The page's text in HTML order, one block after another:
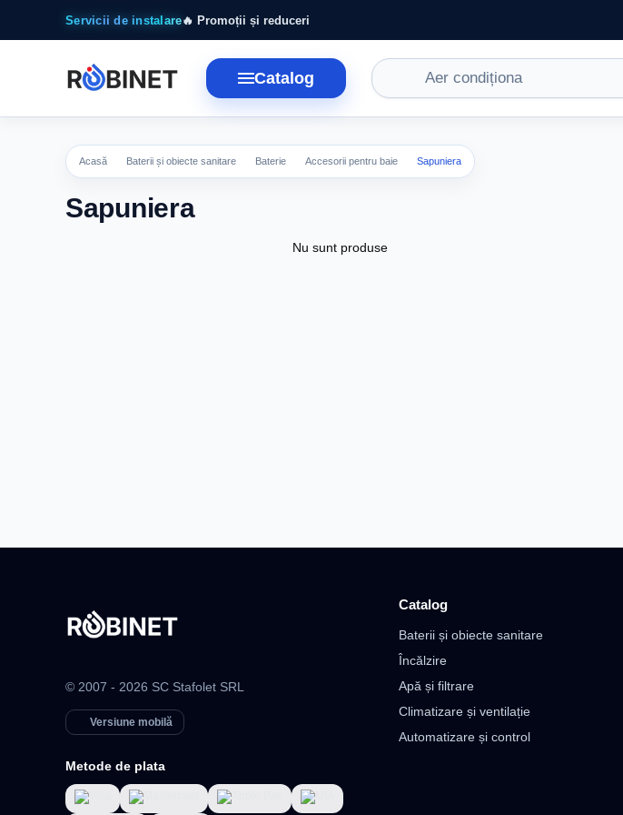
Mergi la conținutul principal
Servicii de instalare🔥 Promoții și reduceri
Catalog
Acasă Baterii și obiecte sanitare Baterie Accesorii pentru baie Sapuniera
Sapuniera
Nu sunt produse
© 2007 - 2026 SC Stafolet SRL
Versiune mobilă
Metode de plata
Catalog
Baterii și obiecte sanitare
Încălzire
Apă și filtrare
Climatizare și ventilație
Automatizare și control